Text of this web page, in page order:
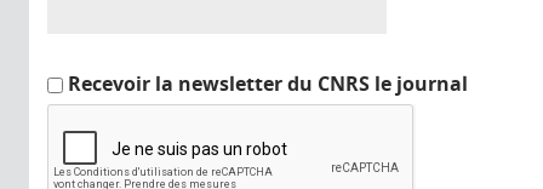
Recevoir la newsletter du CNRS le journal